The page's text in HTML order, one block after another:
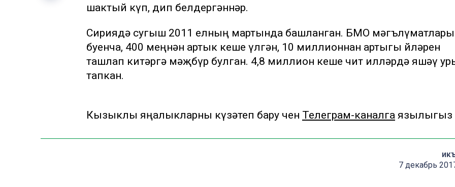
шактый күп, дип белдергәннәр.
Сириядә сугыш 2011 елның мартында башланган. БМО мәгълүматлары
буенча, 400 меңнән артык кеше үлгән, 10 миллионнан артыгы өйләрен
ташлап китәргә мәҗбүр булган. 4,8 миллион кеше чит илләрдә яшәү
тапкан.
Кызыклы яңалыкларны күзәтеп бару өчен Телеграм-каналга язылыгыз
7 декабрь